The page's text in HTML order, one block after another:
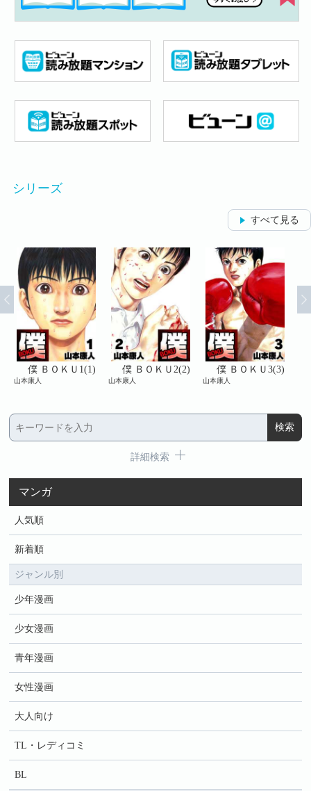
シリーズ
すべて見る
僕 ＢＯＫＵ1(1)
山本康人
僕 ＢＯＫＵ2(2)
山本康人
僕 ＢＯＫＵ3(3)
山本康人
詳細検索
マンガ
人気順
新着順
ジャンル別
少年漫画
少女漫画
青年漫画
女性漫画
大人向け
TL・レディコミ
BL